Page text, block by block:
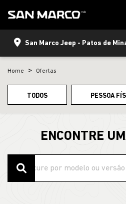
San Marco Jeep - Patos de
Home Ofertas
TODOS PESSOA
ENCONTRE